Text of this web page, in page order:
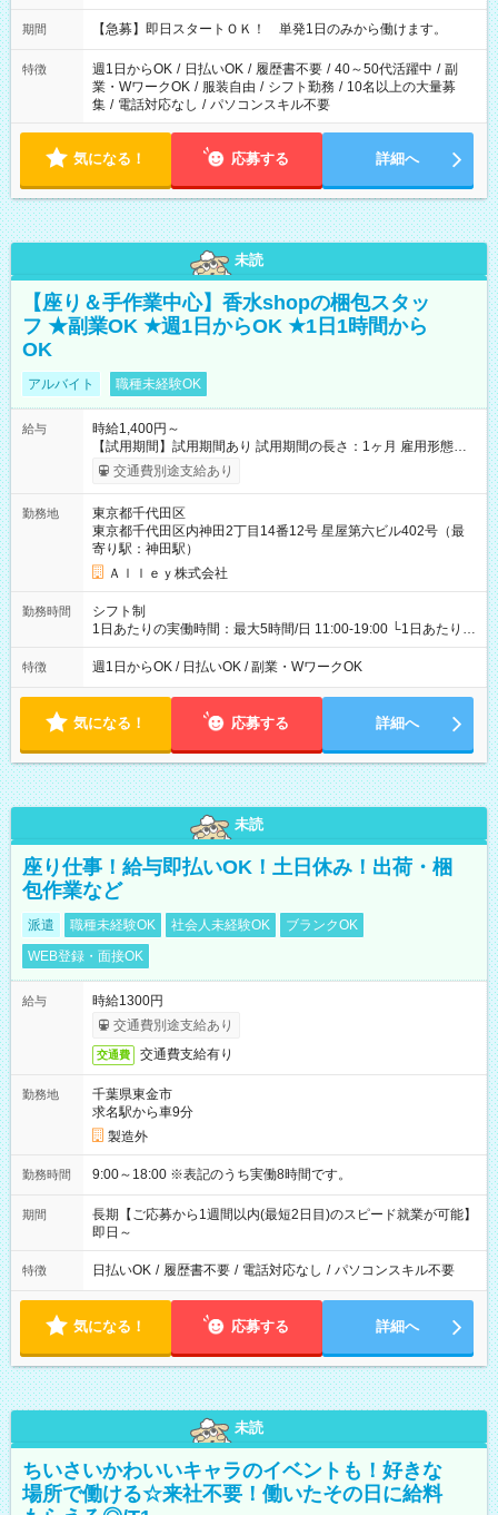
・13：00～22：00 ・22：00～翌6：00 など
期間 【急募】即日スタートＯＫ！ 単発1日のみから働けます。
特徴 週1日からOK / 日払いOK / 履歴書不要 / 40～50代活躍中 / 副
業・WワークOK / 服装自由 / シフト勤務 / 10名以上の大量募
集 / 電話対応なし / パソコンスキル不要
気になる！ 応募する 詳細へ
未読
【座り＆手作業中心】香水shopの梱包スタッ
フ ★副業OK ★週1日からOK ★1日1時間から
OK
アルバイト 職種未経験OK
給与
時給1,400円～
【試用期間】試用期間あり 試用期間の長さ：1ヶ月 雇用形態、
給与は本採用時と同じです。
交通費別途支給あり
勤務地
東京都千代田区
東京都千代田区内神田2丁目14番12号 星屋第六ビル402号（最
寄り駅：神田駅）
Ａｌｌｅｙ株式会社
勤務時間
シフト制
1日あたりの実働時間：最大5時間/日 11:00-19:00 └1日あたりの
実働時間：1-5時間 └上記の時間帯内であれば、いつでも勤務可
能！ └平日・土曜日の中で、お好きな曜日でご勤務いただけま
18:00 などのように、自由な働き方が可能なお仕事です！
特徴 週1日からOK / 日払いOK / 副業・WワークOK
気になる！ 応募する 詳細へ
未読
座り仕事！給与即払いOK！土日休み！出荷・梱
包作業など
派遣 職種未経験OK 社会人未経験OK
ブランクOK
WEB登録・面接OK
給与
時給1300円
交通費別途支給あり
交通費 交通費支給有り
勤務地
千葉県東金市
求名駅から車9分
製造外
勤務時間 9:00～18:00 ※表記のうち実働8時間です。
期間
長期【ご応募から1週間以内(最短2日目)のスピード就業が可能】
即日～
特徴 日払いOK / 履歴書不要 / 電話対応なし / パソコンスキル不要
気になる！ 応募する 詳細へ
未読
ちいさいかわいいキャラのイベントも！好きな
場所で働ける☆来社不要！働いたその日に給料